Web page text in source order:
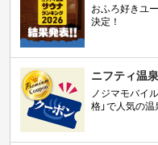
おふろ好きユ
決定！
ニフティ温
ノジマモバイ
格」で人気の